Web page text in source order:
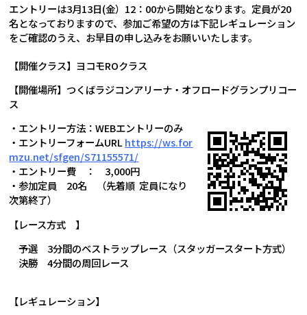
エントリーは3月13日(金）12：00から開始となります。定員が20
名となっておりますので、参加ご希望の方は下記レギュレーション
をご確認のうえ、お早目の申し込みをお願いいたします。
【開催クラス】ヨコモROクラス
【開催場所】つくばラジコンアリーナ・オフロードグランプリコー
ス
・エントリー方法：WEBエントリーのみ
・エントリーフォームURLhttps://ws.for
mzu.net/sfgen/S71155571/
・エントリー費 ： 3,000円
・参加定員 20名 （先着順 定員になり
次第終了）
【レース方式 】
予選 3分間のベストラップレース（スタッガースタート方式）
決勝 4分間の周回レース
【レギュレーション】